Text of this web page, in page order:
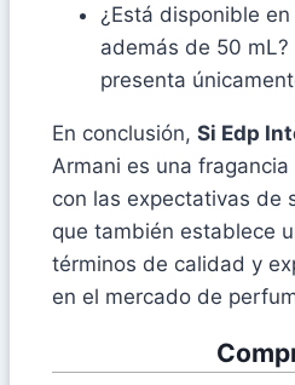
¿Está disponible
además de 50
presenta
En conclusión, Si Edp
Armani es una
con las expectativas de
que también establece
términos de calidad y
en el mercado de